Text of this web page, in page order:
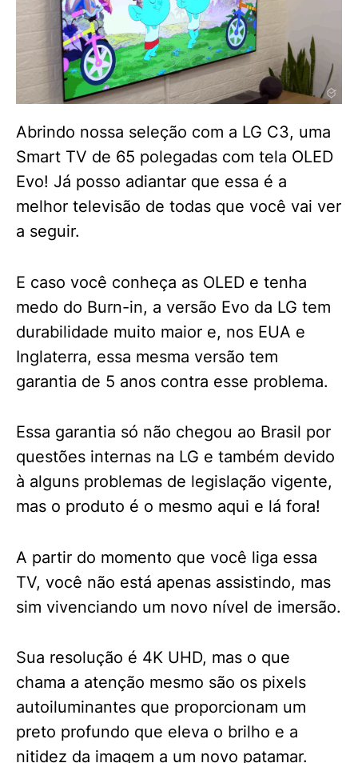
Abrindo nossa seleção com a LG C3, uma
Smart TV de 65 polegadas com tela OLED
Evo! Já posso adiantar que essa é a
melhor televisão de todas que você vai ver
a seguir.
E caso você conheça as OLED e tenha
medo do Burn-in, a versão Evo da LG tem
durabilidade muito maior e, nos EUA e
Inglaterra, essa mesma versão tem
garantia de 5 anos contra esse problema.
Essa garantia só não chegou ao Brasil por
questões internas na LG e também devido
à alguns problemas de legislação vigente,
mas o produto é o mesmo aqui e lá fora!
A partir do momento que você liga essa
TV, você não está apenas assistindo, mas
sim vivenciando um novo nível de imersão.
Sua resolução é 4K UHD, mas o que
chama a atenção mesmo são os pixels
autoiluminantes que proporcionam um
preto profundo que eleva o brilho e a
nitidez da imagem a um novo patamar.